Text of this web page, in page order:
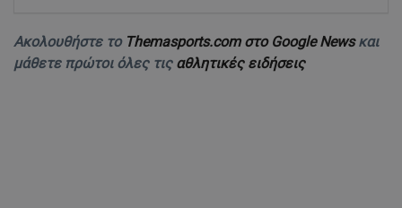
Ακολουθήστε το Themasports.com στο Google Newsκαι
μάθετε πρώτοι όλες τις αθλητικές ειδήσεις